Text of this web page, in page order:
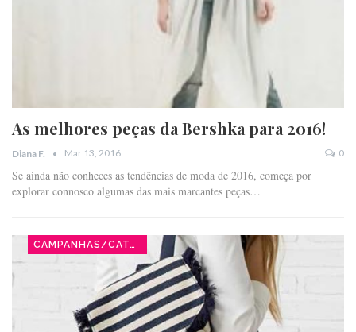
As melhores peças da Bershka para 2016!
Diana F. Mar 13, 2016 0
Se ainda não conheces as tendências de moda de 2016, começa por
explorar connosco algumas das mais marcantes peças…
CAMPANHAS/CATÁLOGOS